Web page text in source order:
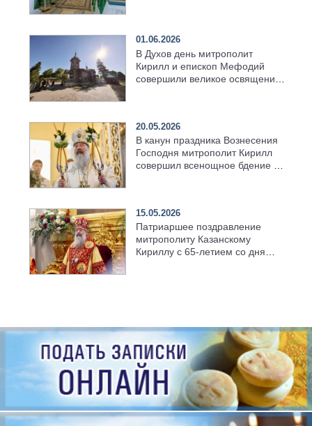
01.06.2026
В Духов день митрополит
Кирилл и епископ Мефодий
совершили великое освящение
20.05.2026
В канун праздника Вознесения
Господня митрополит Кирилл
совершил всенощное бдение в
15.05.2026
Патриаршее поздравление
митрополиту Казанскому
Кириллу с 65-летием со дня